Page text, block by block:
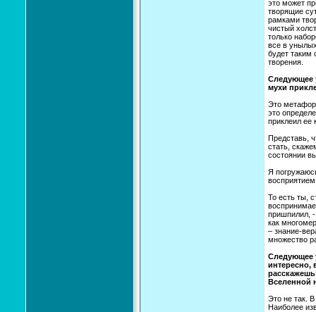
это может
творящие
рамками
чистый
только
все в
будет таким
творения.
Следующее
мухи
Это
это
приклеил ее
Представь,
стать,
состоянии
Я
То есть ты,
пришпилил, -
как
– знание-
множество
Следующее
интересно,
Вселенной
Это не так.
Наиболее